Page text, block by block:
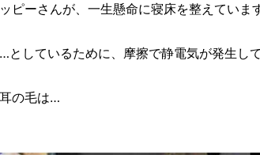
ピーさんが、一生懸命に寝床を整えています
としているために、摩擦で静電気が発生し
の毛は…